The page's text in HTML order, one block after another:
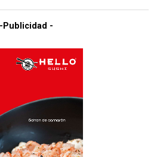
-Publicidad -